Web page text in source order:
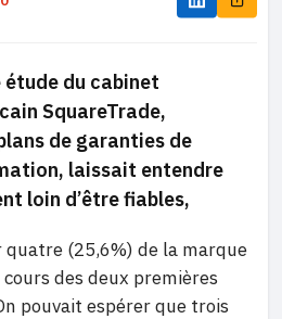
étude du cabinet
SquareTrade,
de garanties de
laissait entendre
loin d’être fiables,
quatre (25,6%) de la marque
des deux premières
pouvait espérer que trois